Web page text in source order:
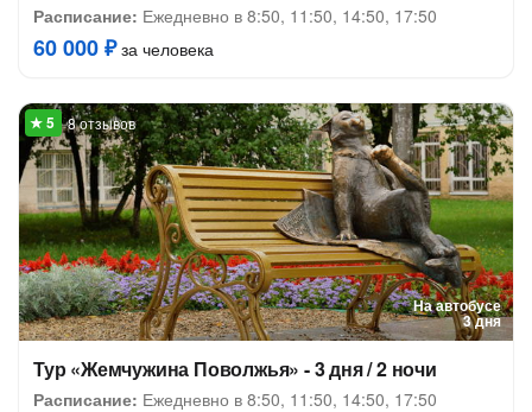
Расписание: Ежедневно в 8:50, 11:50, 14:50, 17:50
60 000 ₽за человека
На автобусе
3 дня
8 отзывов
Тур «Жемчужина Поволжья» - 3 дня / 2 ночи
Расписание: Ежедневно в 8:50, 11:50, 14:50, 17:50